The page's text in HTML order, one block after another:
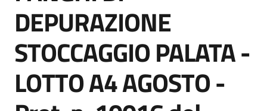
Amministrazione
Trasparente
DEPURAZIONE
STOCCAGGIO PALATA -
LOTTO A4 AGOSTO -